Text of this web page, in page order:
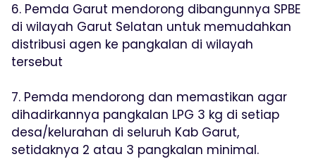
6. Pemda Garut mendorong dibangunnya SPBE
di wilayah Garut Selatan untuk memudahkan
distribusi agen ke pangkalan di wilayah
tersebut
7. Pemda mendorong dan memastikan agar
dihadirkannya pangkalan LPG 3 kg di setiap
desa/kelurahan di seluruh Kab Garut,
setidaknya 2 atau 3 pangkalan minimal.